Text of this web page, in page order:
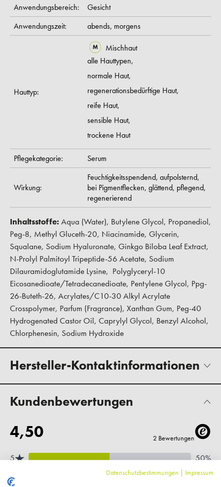
Anwendungsbereich:
Gesicht
Anwendungszeit:
abends, morgens
Hauttyp:
Mischhaut
alle Hauttypen,
normale Haut,
regenerationsbedürftige Haut,
reife Haut,
sensible Haut,
trockene Haut
Pflegekategorie: Serum
Wirkung:
Feuchtigkeitsspendend, aufpolsternd,
bei Pigmentflecken, glättend, pflegend,
regenerierend
Inhaltsstoffe: Aqua (Water), Butylene Glycol, Propanediol,
Peg-8, Methyl Gluceth-20, Niacinamide, Glycerin,
Squalane, Sodium Hyaluronate, Ginkgo Biloba Leaf Extract,
N-Prolyl Palmitoyl Tripeptide-56 Acetate, Sodium
Dilauramidoglutamide Lysine, Polyglyceryl-10
Eicosanedioate/Tetradecanedioate, Pentylene Glycol, Ppg-
26-Buteth-26, Acrylates/C10-30 Alkyl Acrylate
Crosspolymer, Parfum (Fragrance), Xanthan Gum, Peg-40
Hydrogenated Castor Oil, Caprylyl Glycol, Benzyl Alcohol,
Chlorphenesin, Sodium Hydroxide
Hersteller-Kontaktinformationen
Kundenbewertungen
Datenschutzbestimmungen | Impressum